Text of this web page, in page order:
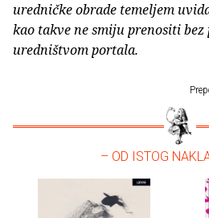
uredničke obrade temeljem
kao takve ne smiju prenositi
uredništvom portala.
– OD ISTOG